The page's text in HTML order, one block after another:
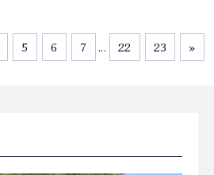
5 6 7 ... 22 23 »